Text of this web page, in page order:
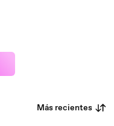
Más recientes